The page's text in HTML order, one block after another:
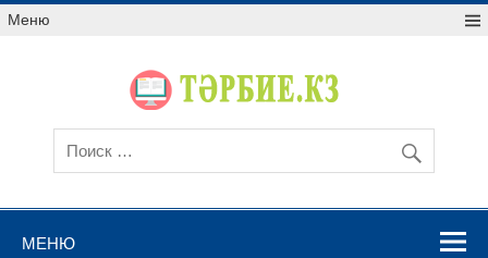
Меню
МЕНЮ